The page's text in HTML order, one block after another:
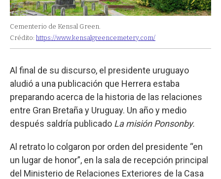
Cementerio de Kensal Green.
Crédito: https://www.kensalgreencemetery.com/
Al final de su discurso, el presidente uruguayo
aludió a una publicación que Herrera estaba
preparando acerca de la historia de las relaciones
entre Gran Bretaña y Uruguay. Un año y medio
después saldría publicado La misión Ponsonby.
Al retrato lo colgaron por orden del presidente “en
un lugar de honor”, en la sala de recepción principal
del Ministerio de Relaciones Exteriores de la Casa